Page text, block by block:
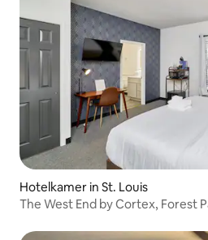
Hotelkamer in St. Louis
The West End by Cortex, Forest